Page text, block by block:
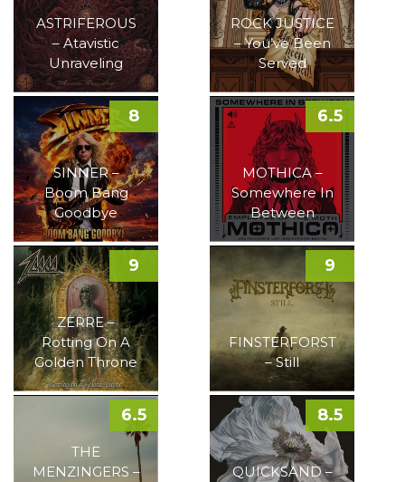
ASTRIFEROUS
– Atavistic
Unraveling
ROCK JUSTICE
– You’ve Been
Served
SINNER –
Boom Bang
Goodbye
8
MOTHICA –
Somewhere In
Between
6.5
ZERRE –
Rotting On A
Golden Throne
9
FINSTERFORST
– Still
9
THE
MENZINGERS –
6.5
QUICKSAND –
8.5